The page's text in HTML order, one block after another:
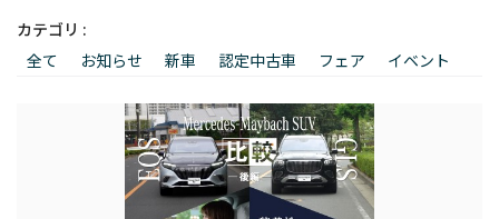
メンテナンス
企業情報
カテゴリ :
全て
お知らせ 新車 認定中古車 フェア イベント